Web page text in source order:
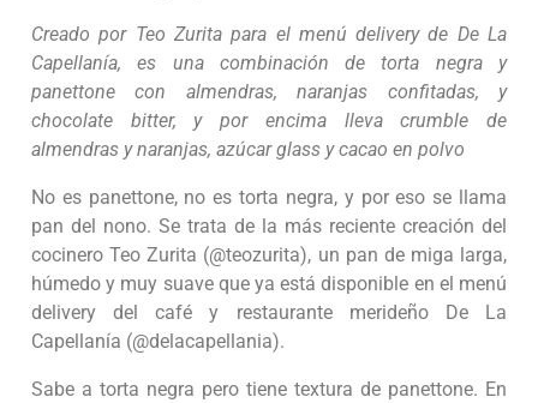
Creado por Teo Zurita para el menú delivery de De La
Capellanía, es una combinación de torta negra y
panettone con almendras, naranjas confitadas, y
chocolate bitter, y por encima lleva crumble de
almendras y naranjas, azúcar glass y cacao en polvo
No es panettone, no es torta negra, y por eso se llama
pan del nono. Se trata de la más reciente creación del
cocinero Teo Zurita (@teozurita), un pan de miga larga,
húmedo y muy suave que ya está disponible en el menú
delivery del café y restaurante merideño De La
Capellanía (@delacapellania).
Sabe a torta negra pero tiene textura de panettone. En